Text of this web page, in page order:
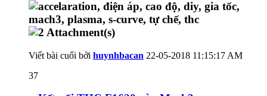
Viết bài cuối bởi huynhbacan 22-05-2018 11:15:17 AM
37